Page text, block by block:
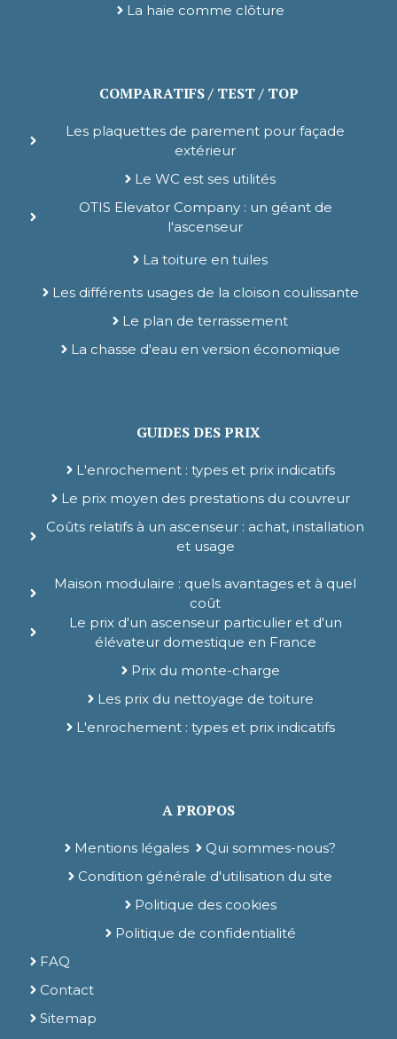
La haie comme clôture
COMPARATIFS / TEST / TOP
Les plaquettes de parement pour façade
extérieur
Le WC est ses utilités
OTIS Elevator Company : un géant de
l'ascenseur
La toiture en tuiles
Les différents usages de la cloison coulissante
Le plan de terrassement
La chasse d'eau en version économique
GUIDES DES PRIX
L'enrochement : types et prix indicatifs
Le prix moyen des prestations du couvreur
Coûts relatifs à un ascenseur : achat, installation
et usage
Maison modulaire : quels avantages et à quel
coût
Le prix d'un ascenseur particulier et d'un
élévateur domestique en France
Prix du monte-charge
Les prix du nettoyage de toiture
L'enrochement : types et prix indicatifs
A PROPOS
Mentions légales
Qui sommes-nous?
Condition générale d'utilisation du site
Politique des cookies
Politique de confidentialité
FAQ
Contact
Sitemap